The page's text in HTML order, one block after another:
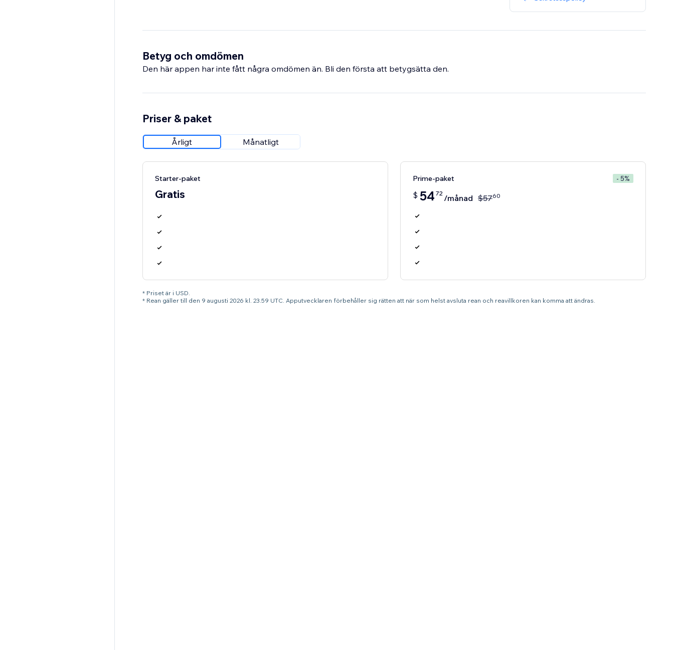
Betyg och omdömen
Den här appen har inte fått några omdömen än. Bli den första att betygsätta den.
Priser & paket
Årligt Månatligt
Starter-paket
Gratis
Prime-paket - 5%
$ 54 72 /månad $5760
* Priset är i USD.
* Rean gäller till den 9 augusti 2026 kl. 23.59 UTC. Apputvecklaren förbehåller sig rätten att när som helst avsluta rean och reavillkoren kan komma att ändras.